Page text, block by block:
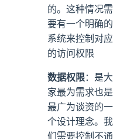
的。这种情况需
要有一个明确的
系统来控制对应
的访问权限
数据权限：是大
家最为需求也是
最广为谈资的一
个设计理念。我
们需要控制不通